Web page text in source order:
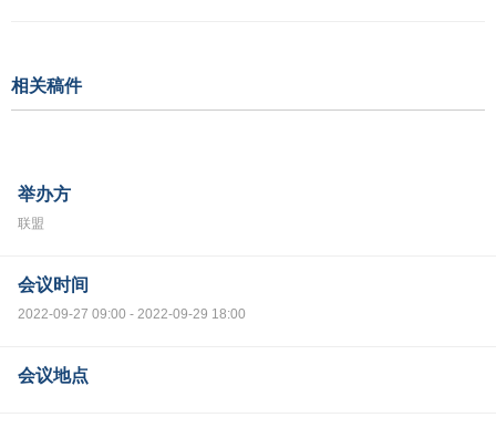
相关稿件
举办方
联盟
会议时间
2022-09-27 09:00 - 2022-09-29 18:00
会议地点